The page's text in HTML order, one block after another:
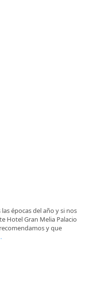
épocas del año y si nos
Hotel Gran Melia Palacio
y que